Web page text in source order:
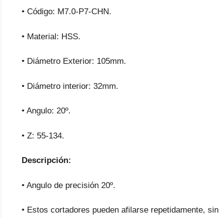
• Código: M7.0-P7-CHN.
• Material: HSS.
• Diámetro Exterior: 105mm.
• Diámetro interior: 32mm.
• Angulo: 20º.
• Z: 55-134.
Descripción:
• Angulo de precisión 20º.
• Estos cortadores pueden afilarse repetidamente,